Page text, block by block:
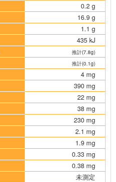
0.2 g
16.9 g
1.1 g
435 kJ
推計(7.8g)
推計(0.1g)
4 mg
390 mg
22 mg
38 mg
230 mg
2.1 mg
1.9 mg
0.33 mg
0.38 mg
未測定